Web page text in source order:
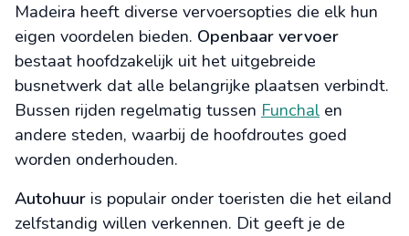
Madeira heeft diverse vervoersopties die elk hun
eigen voordelen bieden. Openbaar vervoer
bestaat hoofdzakelijk uit het uitgebreide
busnetwerk dat alle belangrijke plaatsen verbindt.
Bussen rijden regelmatig tussen Funchal en
andere steden, waarbij de hoofdroutes goed
worden onderhouden.
Autohuur is populair onder toeristen die het eiland
zelfstandig willen verkennen. Dit geeft je de